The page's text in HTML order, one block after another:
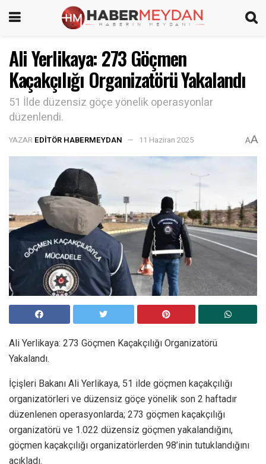
Ali Yerlikaya: 273 Göçmen
Kaçakçılığı Organizatörü Yakalandı
51 İlde düzensiz göçe yönelik operasyonlar
düzenlendi.
YAZAR EDITÖR HABERMEYDAN 11 Haziran 2025 AA
Ali Yerlikaya: 273 Göçmen Kaçakçılığı Organizatörü
Yakalandı.
İçişleri Bakanı Ali Yerlikaya, 51 ilde göçmen kaçakçılığı
organizatörleri ve düzensiz göçe yönelik son 2 haftadır
düzenlenen operasyonlarda; 273 göçmen kaçakçılığı
organizatörü ve 1.022 düzensiz göçmen yakalandığını,
göçmen kaçakçılığı organizatörlerden 98’inin tutuklandığını
açıkladı.